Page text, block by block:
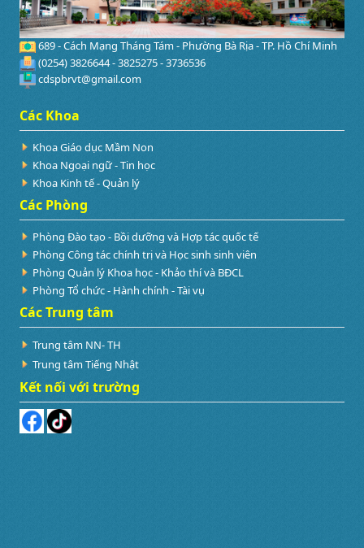
689 - Cách Mạng Tháng Tám - Phường Bà Rịa - TP. Hồ Chí Minh
(0254) 3826644 - 3825275 - 3736536
cdspbrvt@gmail.com
Các Khoa
Khoa Giáo dục Mầm Non
Khoa Ngoại ngữ - Tin học
Khoa Kinh tế - Quản lý
Các Phòng
Phòng Đào tạo - Bồi dưỡng và Hợp tác quốc tế
Phòng Công tác chính trị và Học sinh sinh viên
Phòng Quản lý Khoa học - Khảo thí và BĐCL
Phòng Tổ chức - Hành chính - Tài vụ
Các Trung tâm
Trung tâm NN- TH
Trung tâm Tiếng Nhật
Kết nối với trường